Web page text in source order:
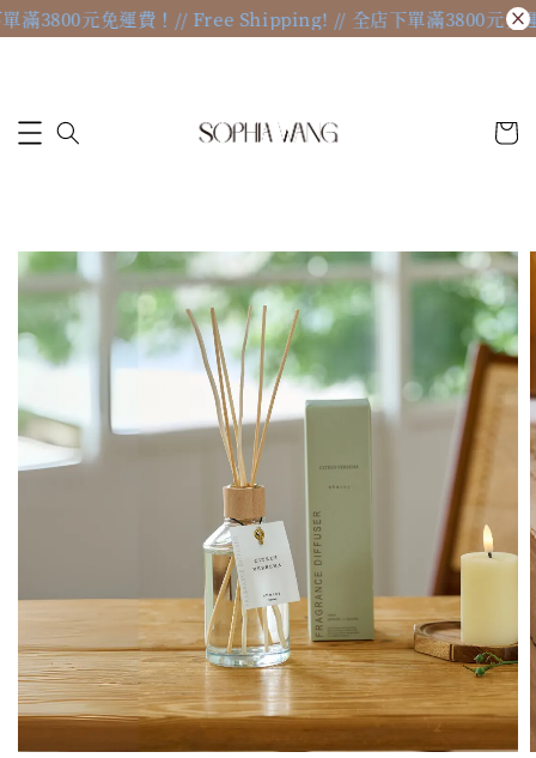
3800元免運費！ // Free Shipping! // 全店下單滿3800元免運